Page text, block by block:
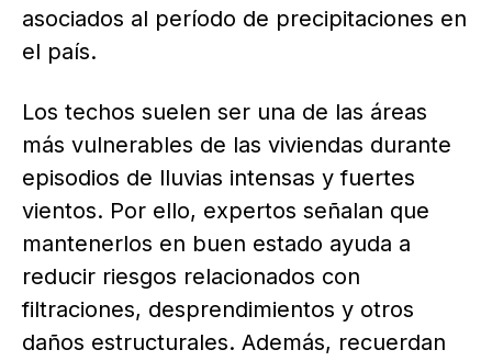
asociados al período de precipitaciones en
el país.
Los techos suelen ser una de las áreas
más vulnerables de las viviendas durante
episodios de lluvias intensas y fuertes
vientos. Por ello, expertos señalan que
mantenerlos en buen estado ayuda a
reducir riesgos relacionados con
filtraciones, desprendimientos y otros
daños estructurales. Además, recuerdan